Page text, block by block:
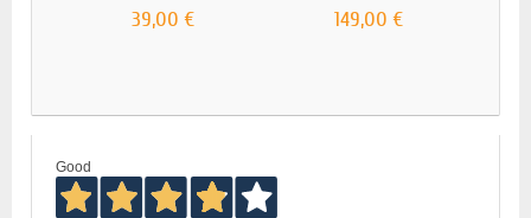
39,00 € 149,00 €
Good